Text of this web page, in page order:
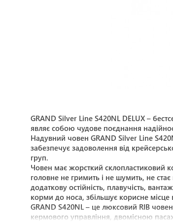
GRAND Silver Line S420NL DELUX –
являє собою чудове поєднання
Надувний човен GRAND Silver Line
забезпечує задоволення від
груп.
Човен має жорсткий склопластиковий
головне не гримить і не шумить, не
додаткову остійність, плавучість,
корми до носа, збільшує корисне місце
GRAND S420NL – це люксовий RIB
кермового управління, двомісною